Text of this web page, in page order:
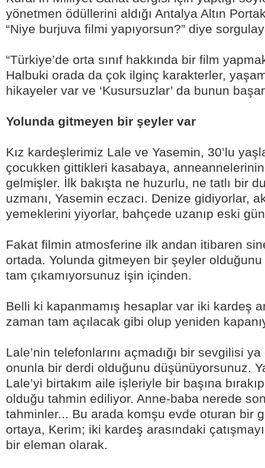
yönetmen ödüllerini aldığı Antalya Altın
“Niye burjuva filmi yapıyorsun?” diye
“Türkiye’de orta sınıf hakkında bir film
Halbuki orada da çok ilginç karakterler,
hikayeler var ve ‘Kusursuzlar’ da bunun
Yolunda gitmeyen bir şeyler var
Kız kardeşlerimiz Lale ve Yasemin, 30’lu
çocukken gittikleri kasabaya,
gelmişler. İlk bakışta ne huzurlu, ne tatlı bir
uzmanı, Yasemin eczacı. Denize gidiyorlar,
yemeklerini yiyorlar, bahçede uzanıp eski
Fakat filmin atmosferine ilk andan itibaren
ortada. Yolunda gitmeyen bir şeyler
tam çıkamıyorsunuz işin içinden.
Belli ki kapanmamış hesaplar var iki kardeş
zaman tam açılacak gibi olup yeniden
Lale’nin telefonlarını açmadığı bir sevgilisi
onunla bir derdi olduğunu düşünüyorsunuz.
Lale’yi birtakım aile işleriyle bir başına
olduğu tahmin ediliyor. Anne-baba nerede
tahminler... Bu arada komşu evde oturan bir
ortaya, Kerim; iki kardeş arasındaki
bir eleman olarak.